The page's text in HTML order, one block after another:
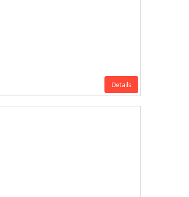
Details